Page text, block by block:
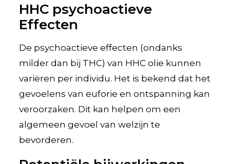
HHC psychoactieve
Effecten
De psychoactieve effecten (ondanks
milder dan bij THC) van HHC olie kunnen
variëren per individu. Het is bekend dat het
gevoelens van euforie en ontspanning kan
veroorzaken. Dit kan helpen om een
algemeen gevoel van welzijn te
bevorderen.